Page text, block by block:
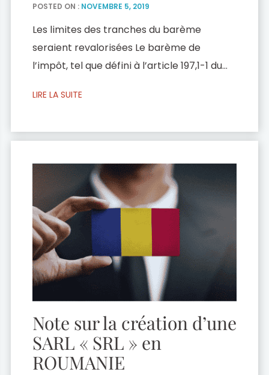
POSTED ON : NOVEMBRE 5, 2019
Les limites des tranches du barème
seraient revalorisées Le barème de
l’impôt, tel que défini à l’article 197,1-1 du
pas de changement au titre des revenus
tranches avec des taux d’imposition
LIRE LA SUITE
Note sur la création d’une
SARL « SRL » en
ROUMANIE